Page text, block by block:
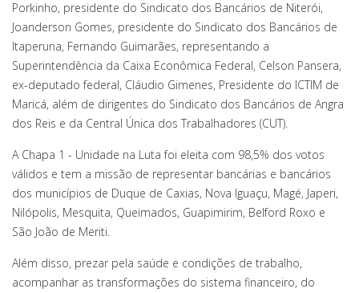
Porkinho, presidente do Sindicato dos Bancários de Niterói,
Joanderson Gomes, presidente do Sindicato dos Bancários de
Itaperuna, Fernando Guimarães, representando a
Superintendência da Caixa Econômica Federal, Celson Pansera,
ex-deputado federal, Cláudio Gimenes, Presidente do ICTIM de
Maricá, além de dirigentes do Sindicato dos Bancários de Angra
dos Reis e da Central Única dos Trabalhadores (CUT).
A Chapa 1 - Unidade na Luta foi eleita com 98,5% dos votos
válidos e tem a missão de representar bancárias e bancários
dos municípios de Duque de Caxias, Nova Iguaçu, Magé, Japeri,
Nilópolis, Mesquita, Queimados, Guapimirim, Belford Roxo e
São João de Meriti.
Além disso, prezar pela saúde e condições de trabalho,
acompanhar as transformações do sistema financeiro, do